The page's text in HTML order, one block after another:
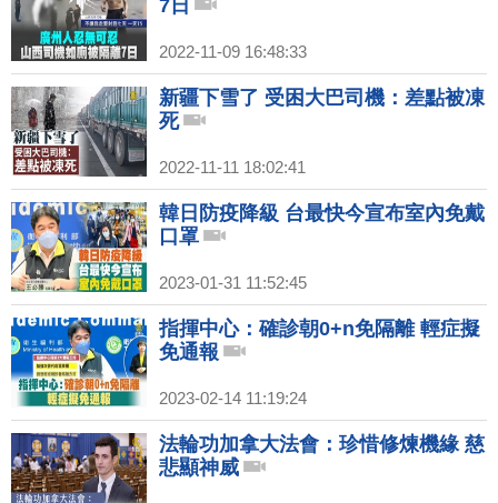
7日
2022-11-09 16:48:33
新疆下雪了 受困大巴司機：差點被凍
死
2022-11-11 18:02:41
韓日防疫降級 台最快今宣布室內免戴
口罩
2023-01-31 11:52:45
指揮中心：確診朝0+n免隔離 輕症擬
免通報
2023-02-14 11:19:24
法輪功加拿大法會：珍惜修煉機緣 慈
悲顯神威